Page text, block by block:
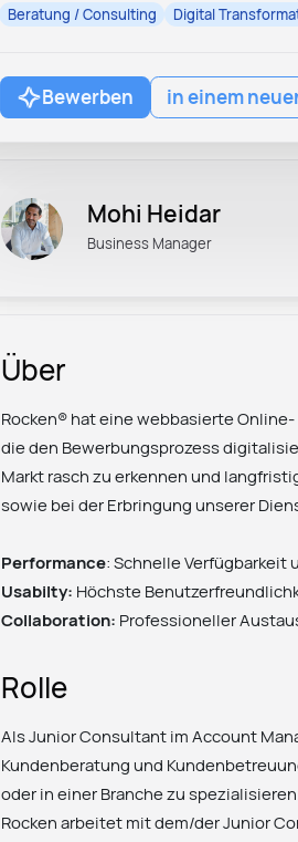
Beratung / Consulting Digital
Bewerben in einem
Mohi Heidar
Business Manager
Über
Rocken® hat eine webbasierte
die den Bewerbungsprozess
Markt rasch zu erkennen und
sowie bei der Erbringung unserer
Performance: Schnelle Verfügbarkeit
Usabilty: Höchste
Collaboration: Professioneller
Rolle
Als Junior Consultant im Account
Kundenberatung und
oder in einer Branche zu
Rocken arbeitet mit dem/der Junior